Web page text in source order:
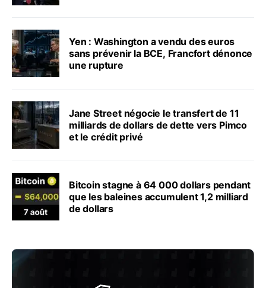
Yen : Washington a vendu des euros
sans prévenir la BCE, Francfort dénonce
une rupture
Jane Street négocie le transfert de 11
milliards de dollars de dette vers Pimco
et le crédit privé
Bitcoin stagne à 64 000 dollars pendant
que les baleines accumulent 1,2 milliard
de dollars